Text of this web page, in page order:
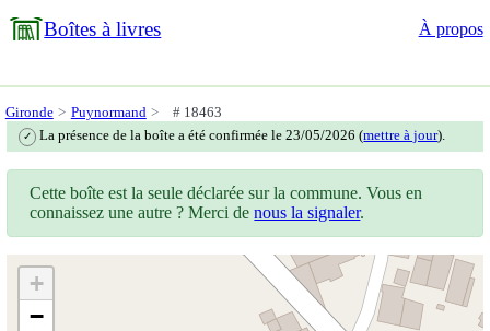
Boîtes à livres À propos
Gironde Puynormand # 18463
✓ La présence de la boîte a été confirmée le 23/05/2026 (mettre à jour).
Cette boîte est la seule déclarée sur la commune. Vous en
connaissez une autre ? Merci denous la signaler.
+
−